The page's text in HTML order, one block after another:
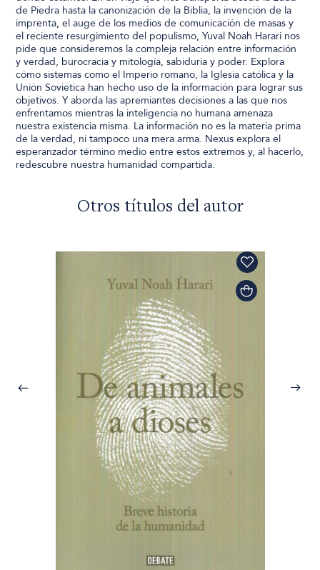
de Piedra hasta la canonización de la Biblia, la invención de la
imprenta, el auge de los medios de comunicación de masas y
el reciente resurgimiento del populismo, Yuval Noah Harari nos
pide que consideremos la compleja relación entre información
y verdad, burocracia y mitología, sabiduría y poder. Explora
cómo sistemas como el Imperio romano, la Iglesia católica y la
Unión Soviética han hecho uso de la información para lograr sus
objetivos. Y aborda las apremiantes decisiones a las que nos
enfrentamos mientras la inteligencia no humana amenaza
nuestra existencia misma. La información no es la materia prima
de la verdad, ni tampoco una mera arma. Nexus explora el
esperanzador término medio entre estos extremos y, al hacerlo,
redescubre nuestra humanidad compartida.
Otros títulos del autor